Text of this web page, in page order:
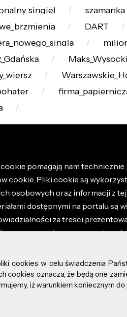
szamanka
DART
Maks_Wysocki
pomagają nam technicznie
cookie. Pliki cookie są
osobowych oraz informacji z
dostępnymi na portalu są
za tresci
portalu oraz ponosisz
altao.pl. Wszystkie prawa
cookies w celu świadczenia
cookies oznacza, że będą one
iż warunkiem koniecznym